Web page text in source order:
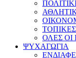
ΟΛΕΣ ΟΙ
ΨΥΧΑΓΩΓΙΑ